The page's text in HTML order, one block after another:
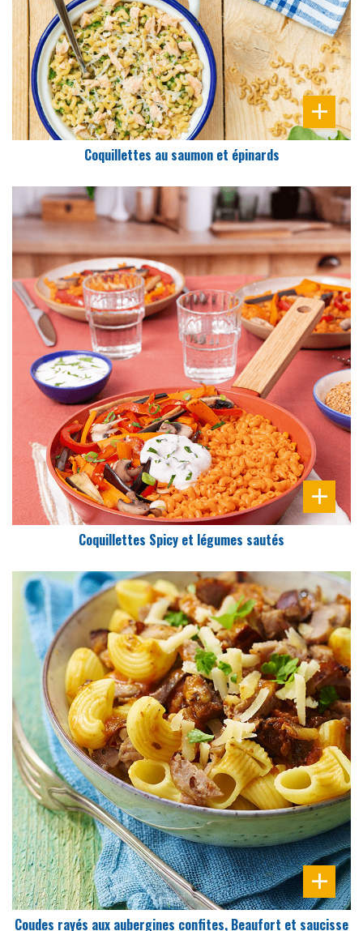
PRÉPARATION
20 Min
Coquillettes au saumon et épinards
DIFFICULTÉ
PRÉPARATION
45 Min
Coquillettes Spicy et légumes sautés
DIFFICULTÉ
PRÉPARATION
10 Min
Coudes rayés aux aubergines confites, Beaufort et saucisse